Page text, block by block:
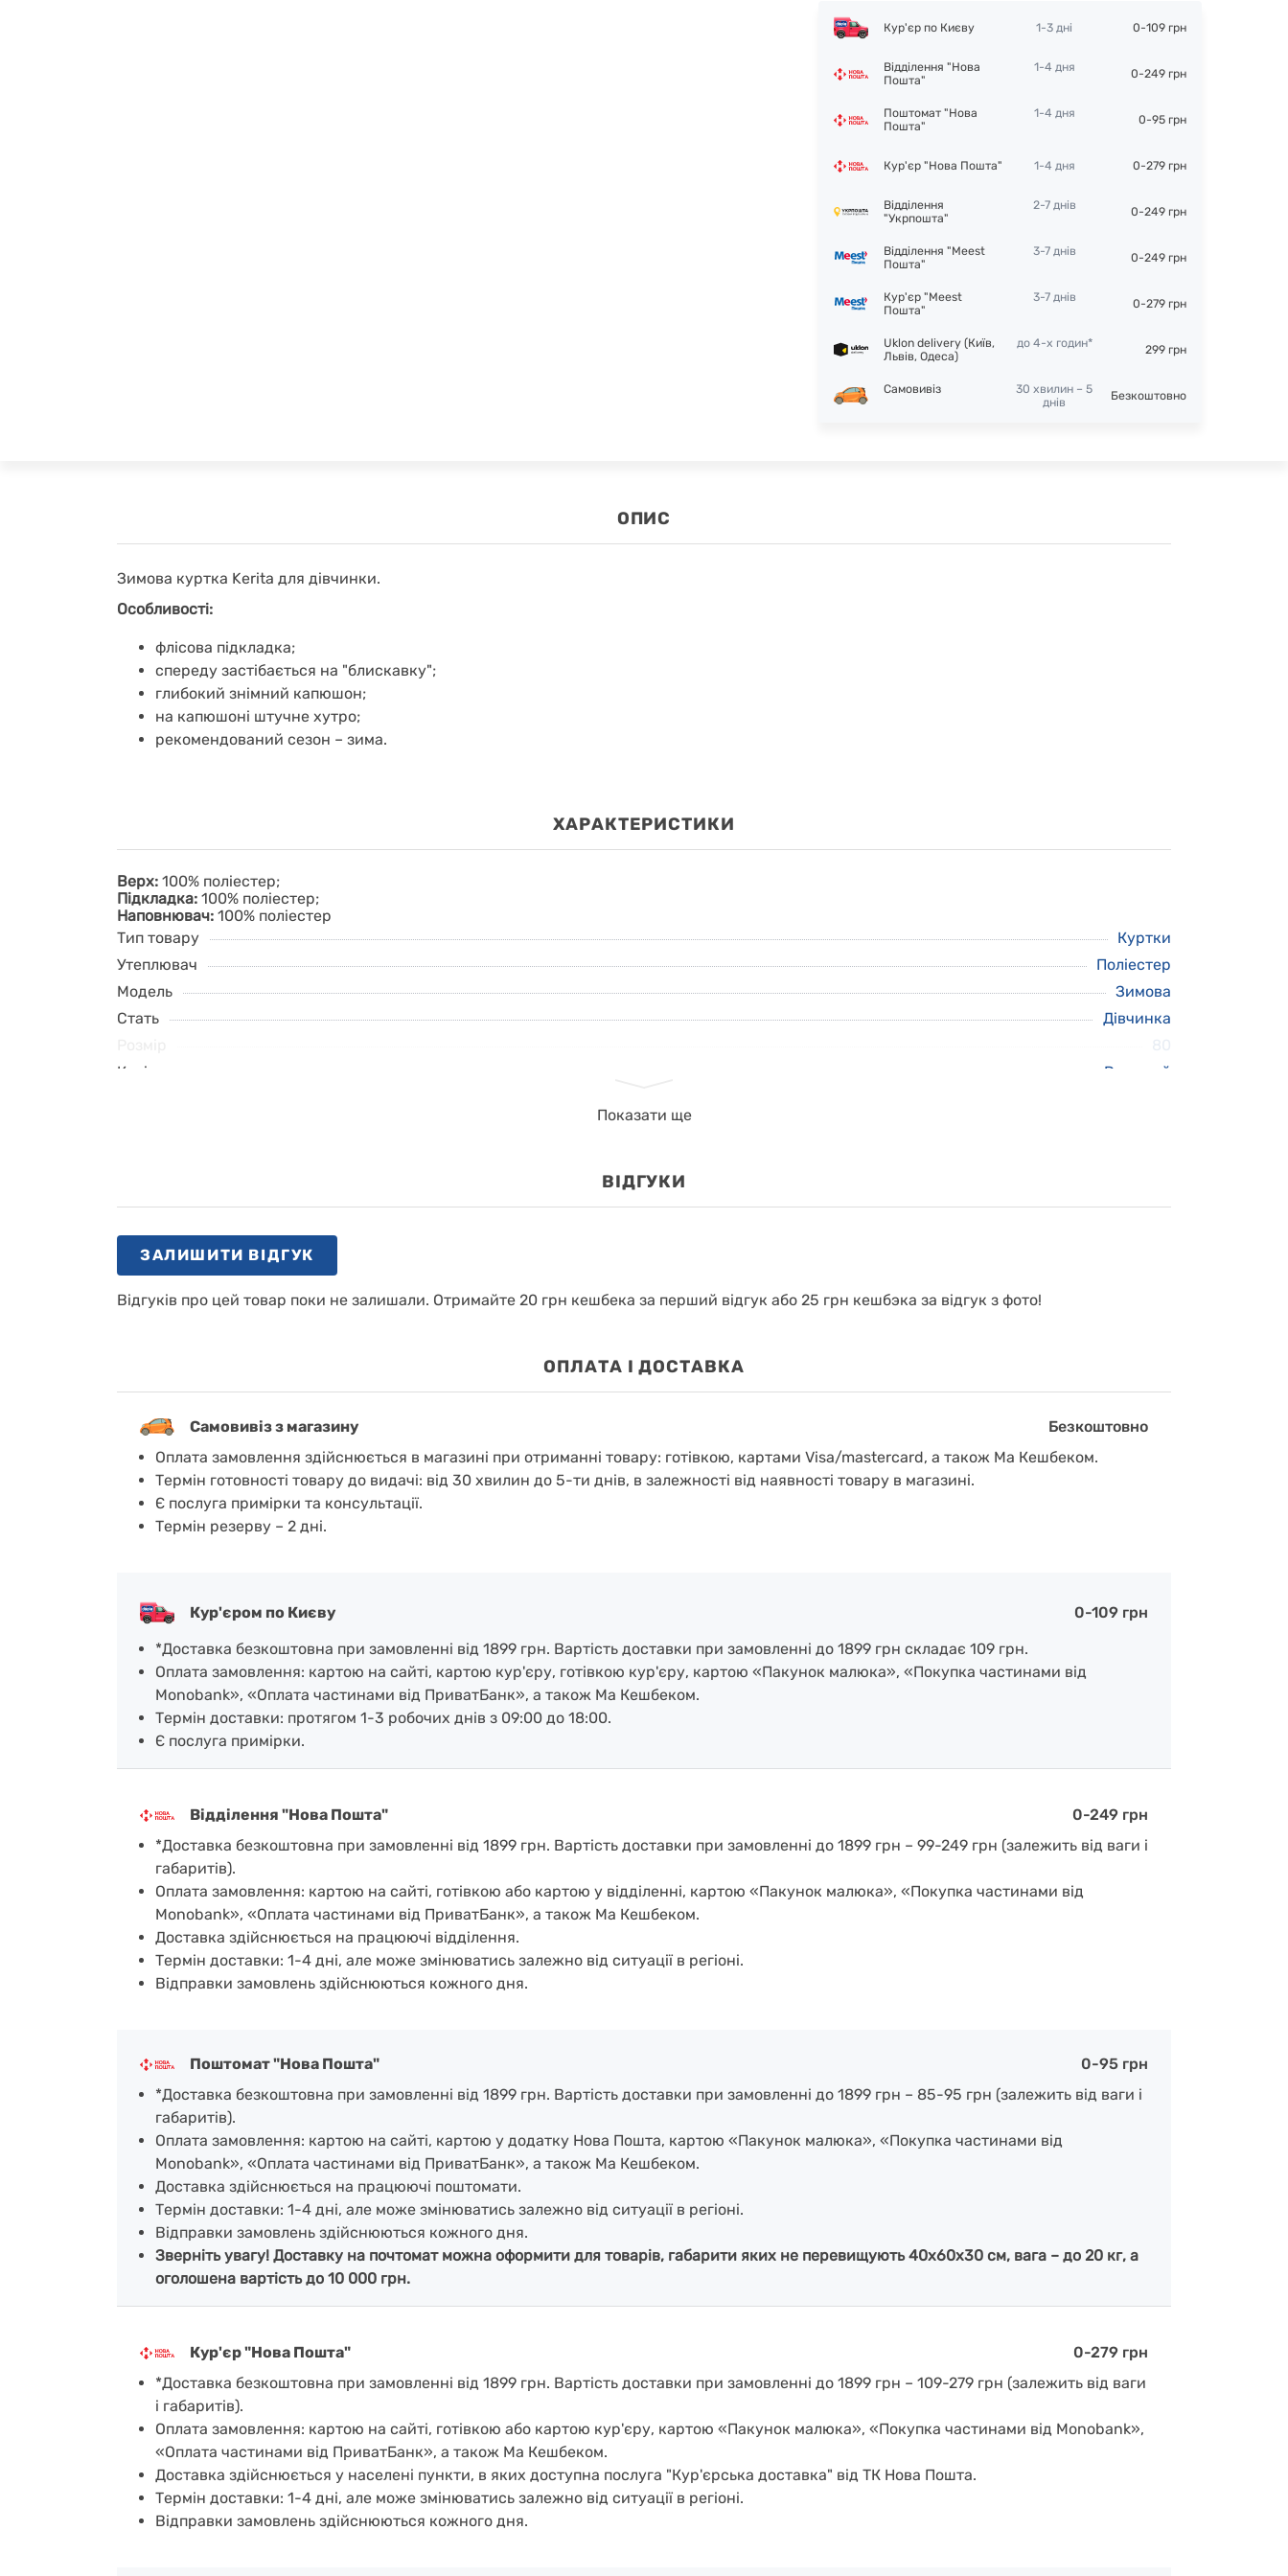
Кур'єр по Києву 1-3 дні 0-109 грн
Відділення "Нова
Пошта"
1-4 дня 0-249 грн
Поштомат "Нова
Пошта"
1-4 дня 0-95 грн
Кур'єр "Нова Пошта" 1-4 дня 0-279 грн
Відділення
"Укрпошта"
2-7 днів 0-249 грн
Відділення "Meest
Пошта"
3-7 днів 0-249 грн
Кур'єр "Meest
Пошта"
3-7 днів 0-279 грн
Uklon delivery (Київ,
Львів, Одеса)
до 4-х годин* 299 грн
Самовивіз
30 хвилин – 5
днів
Безкоштовно
ОПИС
Зимова куртка Kerita для дівчинки.
Особливості:
флісова підкладка;
спереду застібається на "блискавку";
глибокий знімний капюшон;
на капюшоні штучне хутро;
рекомендований сезон – зима.
ХАРАКТЕРИСТИКИ
Верх: 100% поліестер;
Підкладка: 100% поліестер;
Наповнювач: 100% поліестер
Показати ще
Тип товару
Куртки
Утеплювач
Поліестер
Модель
Зимова
Стать
Дівчинка
Колір
Рожевий
ВІДГУКИ
ЗАЛИШИТИ ВІДГУК
Відгуків про цей товар поки не залишали. Отримайте 20 грн кешбека за перший відгук або 25 грн кешбэка за відгук з фото!
OПЛАТА І ДОСТАВКА
Самовивіз з магазину
Безкоштовно
Оплата замовлення здійснюється в магазині при отриманні товару: готівкою, картами Visa/mastercard, а також Ма Кешбеком.
Термін готовності товару до видачі: від 30 хвилин до 5-ти днів, в залежності від наявності товару в магазині.
Є послуга примірки та консультації.
Термін резерву – 2 дні.
Кур'єром по Києву
0-109 грн
*Доставка безкоштовна при замовленні від 1899 грн. Вартість доставки при замовленні до 1899 грн складає 109 грн.
Оплата замовлення: картою на сайті, картою кур'єру, готівкою кур'єру, картою «Пакунок малюка», «Покупка частинами від
Monobank», «Оплата частинами від ПриватБанк», а також Ма Кешбеком.
Термін доставки: протягом 1-3 робочих днів з 09:00 до 18:00.
Є послуга примірки.
Відділення "Нова Пошта"
0-249 грн
*Доставка безкоштовна при замовленні від 1899 грн. Вартість доставки при замовленні до 1899 грн – 99-249 грн (залежить від ваги і
габаритів).
Оплата замовлення: картою на сайті, готівкою або картою у відділенні, картою «Пакунок малюка», «Покупка частинами від
Monobank», «Оплата частинами від ПриватБанк», а також Ма Кешбеком.
Доставка здійснюється на працюючі відділення.
Термін доставки: 1-4 дні, але може змінюватись залежно від ситуації в регіоні.
Відправки замовлень здійснюються кожного дня.
Поштомат "Нова Пошта"
0-95 грн
*Доставка безкоштовна при замовленні від 1899 грн. Вартість доставки при замовленні до 1899 грн – 85-95 грн (залежить від ваги і
габаритів).
Оплата замовлення: картою на сайті, картою у додатку Нова Пошта, картою «Пакунок малюка», «Покупка частинами від
Monobank», «Оплата частинами від ПриватБанк», а також Ма Кешбеком.
Доставка здійснюється на працюючі поштомати.
Термін доставки: 1-4 дні, але може змінюватись залежно від ситуації в регіоні.
Відправки замовлень здійснюються кожного дня.
Зверніть увагу! Доставку на почтомат можна оформити для товарів, габарити яких не перевищують 40х60х30 см, вага – до 20 кг, а
оголошена вартість до 10 000 грн.
Кур'єр "Нова Пошта"
0-279 грн
*Доставка безкоштовна при замовленні від 1899 грн. Вартість доставки при замовленні до 1899 грн – 109-279 грн (залежить від ваги
і габаритів).
Оплата замовлення: картою на сайті, готівкою або картою кур'єру, картою «Пакунок малюка», «Покупка частинами від Monobank»,
«Оплата частинами від ПриватБанк», а також Ма Кешбеком.
Доставка здійснюється у населені пункти, в яких доступна послуга "Кур'єрська доставка" від ТК Нова Пошта.
Термін доставки: 1-4 дні, але може змінюватись залежно від ситуації в регіоні.
Відправки замовлень здійснюються кожного дня.